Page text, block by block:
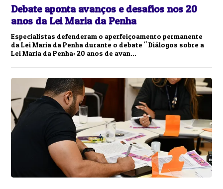
Debate aponta avanços e desafios nos 20
anos da Lei Maria da Penha
Especialistas defenderam o aperfeiçoamento permanente
da Lei Maria da Penha durante o debate " Diálogos sobre a
Lei Maria da Penha: 20 anos de avan...